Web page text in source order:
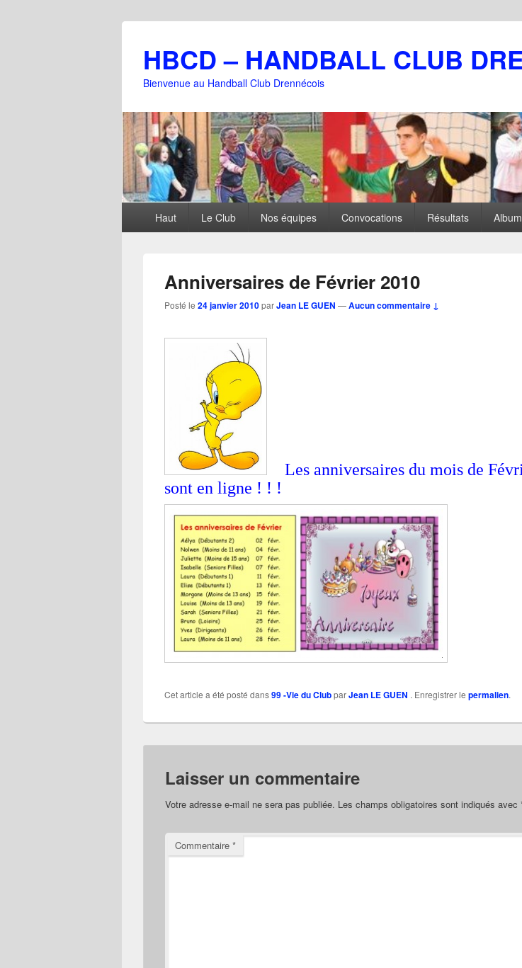
HBCD – HANDBALL CLUB
Bienvenue au Handball Club Drennécois
principalHaut Le Club Nos équipes Convocations Résultats
Anniversaires de Février 2010
Posté le 24 janvier 2010parJean LE GUEN —Aucun commentaire ↓
Les anniversaires du mois de
sont en ligne ! ! !
Cet article a été posté dans99 -Vie du ClubparJean LE GUEN . Enregistrer le permalien.
Laisser un commentaire
Votre adresse e-mail ne sera pas publiée. Les champs obligatoires sont indiqués avec
Commentaire *